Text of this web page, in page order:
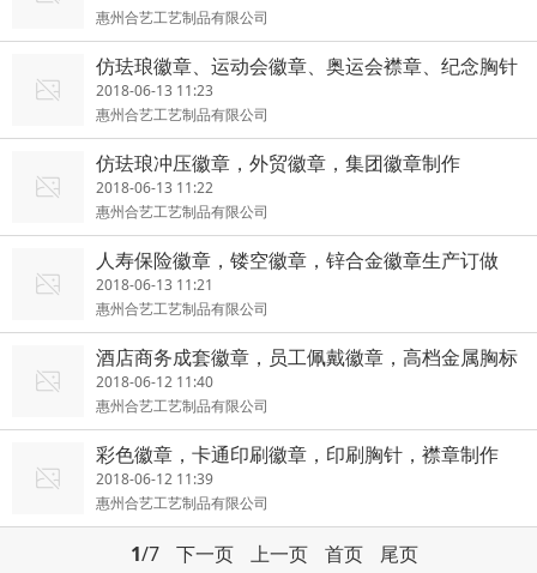
惠州合艺工艺制品有限公司
仿珐琅徽章、运动会徽章、奥运会襟章、纪念胸针
2018-06-13 11:23
惠州合艺工艺制品有限公司
仿珐琅冲压徽章，外贸徽章，集团徽章制作
2018-06-13 11:22
惠州合艺工艺制品有限公司
人寿保险徽章，镂空徽章，锌合金徽章生产订做
2018-06-13 11:21
惠州合艺工艺制品有限公司
酒店商务成套徽章，员工佩戴徽章，高档金属胸标
徽章制作
2018-06-12 11:40
惠州合艺工艺制品有限公司
彩色徽章，卡通印刷徽章，印刷胸针，襟章制作
2018-06-12 11:39
惠州合艺工艺制品有限公司
1/7 下一页 上一页 首页 尾页